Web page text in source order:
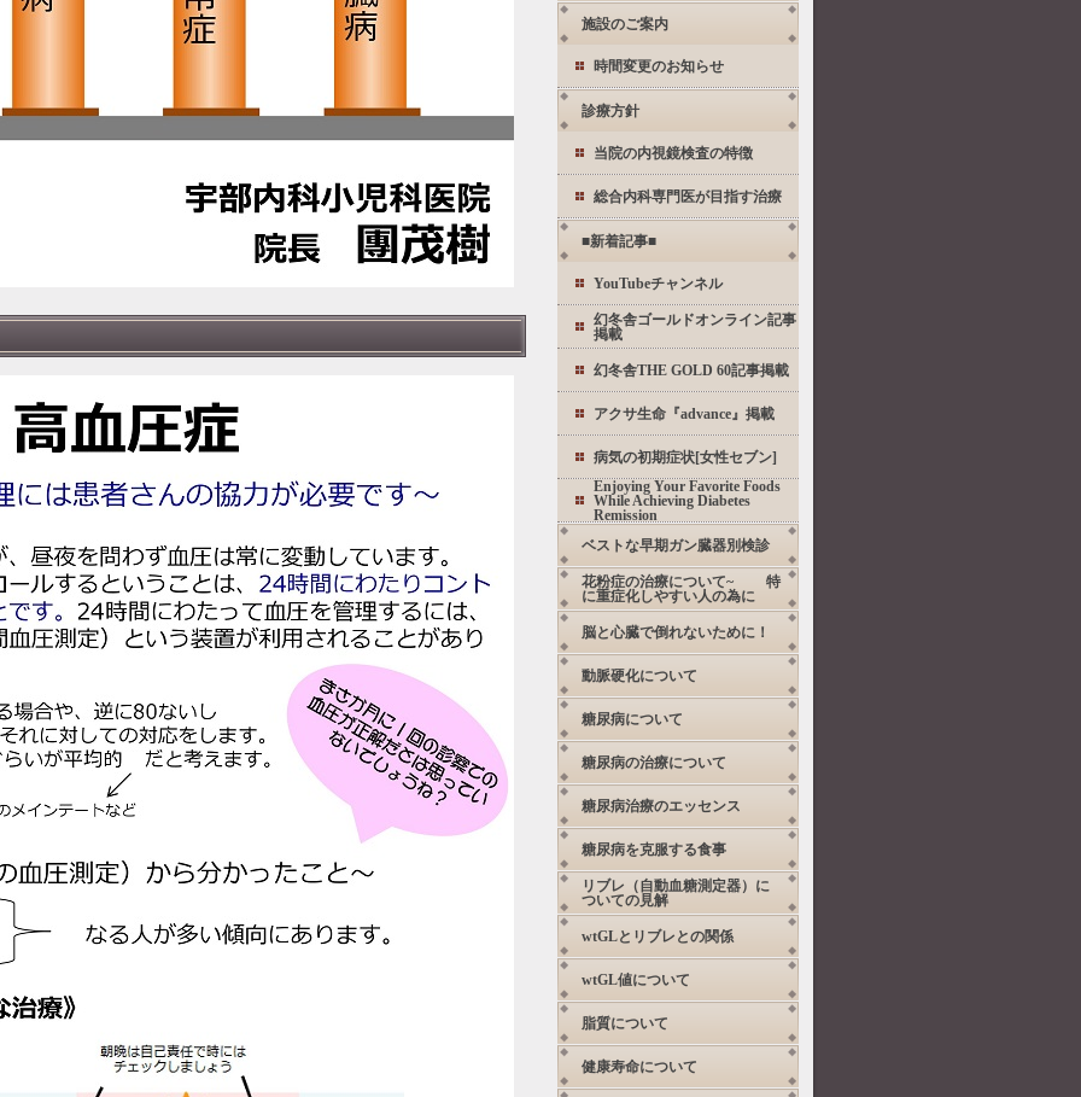
施設のご案内
時間変更のお知らせ
診療方針
当院の内視鏡検査の特徴
総合内科専門医が目指す治療
■新着記事■
YouTubeチャンネル
幻冬舎ゴールドオンライン記事
掲載
幻冬舎THE GOLD 60記事掲載
アクサ生命『advance』掲載
病気の初期症状[女性セブン]
Enjoying Your Favorite Foods
While Achieving Diabetes
Remission
ベストな早期ガン臓器別検診
花粉症の治療について~ 特
に重症化しやすい人の為に
脳と心臓で倒れないために！
動脈硬化について
糖尿病について
糖尿病の治療について
糖尿病治療のエッセンス
糖尿病を克服する食事
リブレ（自動血糖測定器）に
ついての見解
wtGLとリブレとの関係
wtGL値について
脂質について
健康寿命について